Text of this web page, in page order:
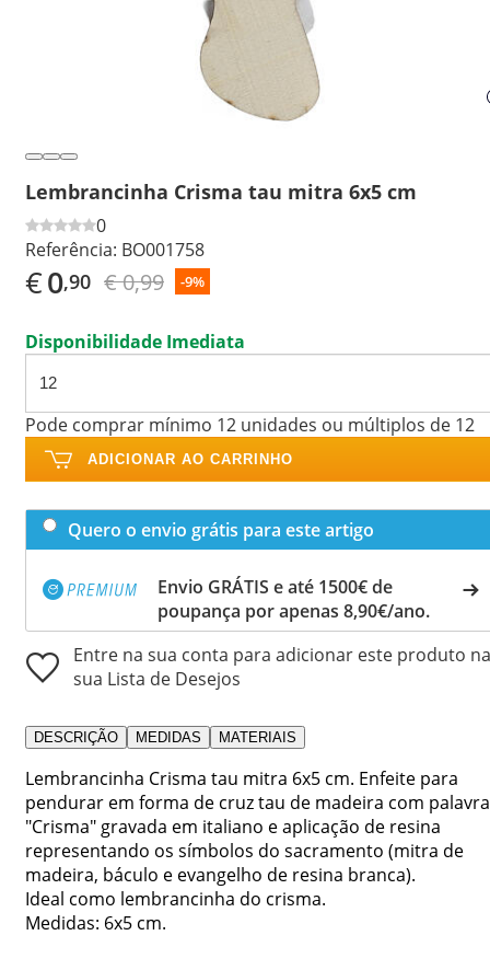
Lembrancinha Crisma tau mitra 6x5 cm
0
Referência: BO001758
€0,90 € 0,99 -9%
Disponibilidade Imediata
Pode comprar mínimo 12 unidades ou múltiplos de 12
ADICIONAR AO CARRINHO
Quero o envio grátis para este artigo
Envio GRÁTIS e até 1500€ de
poupança por apenas 8,90€/ano.
Entre na sua conta para adicionar este produto na
sua Lista de Desejos
DESCRIÇÃO MEDIDAS MATERIAIS
Lembrancinha Crisma tau mitra 6x5 cm. Enfeite para
pendurar em forma de cruz tau de madeira com palavra
"Crisma" gravada em italiano e aplicação de resina
representando os símbolos do sacramento (mitra de
madeira, báculo e evangelho de resina branca).
Ideal como lembrancinha do crisma.
Medidas: 6x5 cm.